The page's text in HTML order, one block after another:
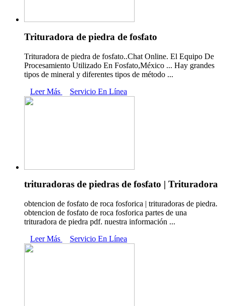
Trituradora de piedra de fosfato
Trituradora de piedra de fosfato..Chat Online. El Equipo De
Procesamiento Utilizado En Fosfato,México ... Hay grandes
tipos de mineral y diferentes tipos de método ...
Leer Más
Servicio En Línea
trituradoras de piedras de fosfato | Trituradora
obtencion de fosfato de roca fosforica | trituradoras de piedra.
obtencion de fosfato de roca fosforica partes de una
trituradora de piedra pdf. nuestra información ...
Leer Más
Servicio En Línea